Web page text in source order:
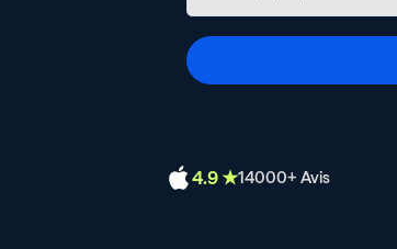
4.9 ★14000+ Avis